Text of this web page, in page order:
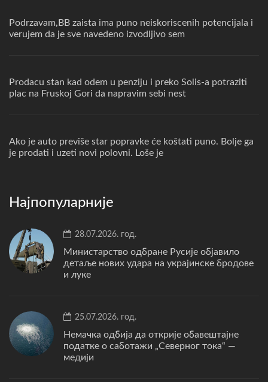
Podrzavam,BB zaista ima puno neiskoriscenih potencijala i
verujem da je sve navedeno izvodljivo sem
Prodacu stan kad odem u penziju i preko Solis-a potraziti
plac na Fruskoj Gori da napravim sebi nest
Ako je auto previše star popravke će koštati puno. Bolje ga
je prodati i uzeti novi polovni. Loše je
Најпопуларније
28.07.2026. год.
Министарство одбране Русије објавило
детаље нових удара на украјинске бродове
и луке
25.07.2026. год.
Немачка одбија да открије обавештајне
податке о саботажи „Северног тока“ —
медији